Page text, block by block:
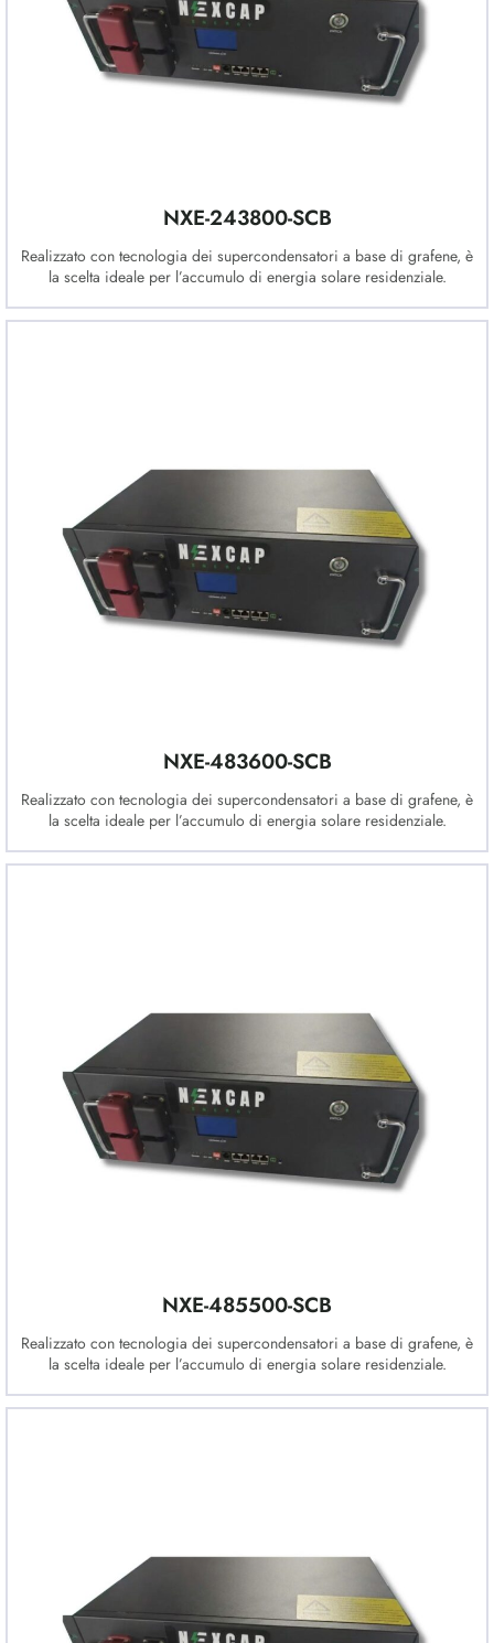
NXE-243800-SCB
Realizzato con tecnologia dei supercondensatori a base di grafene, è
la scelta ideale per l’accumulo di energia solare residenziale.
NXE-483600-SCB
Realizzato con tecnologia dei supercondensatori a base di grafene, è
la scelta ideale per l’accumulo di energia solare residenziale.
NXE-485500-SCB
Realizzato con tecnologia dei supercondensatori a base di grafene, è
la scelta ideale per l’accumulo di energia solare residenziale.